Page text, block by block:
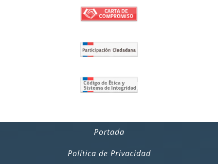
Portada
Política de Privacidad